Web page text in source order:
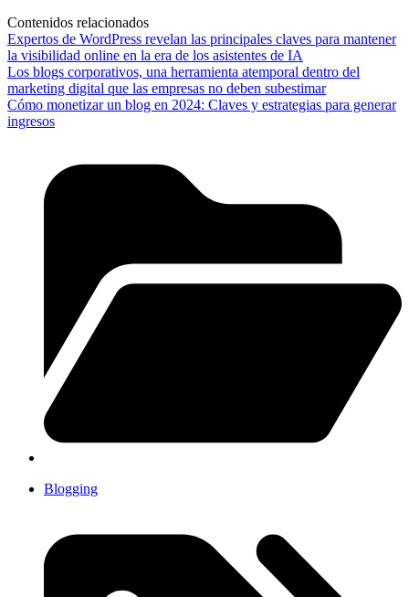
Contenidos relacionados
Expertos de WordPress revelan las principales claves para mantener
la visibilidad online en la era de los asistentes de IA
Los blogs corporativos, una herramienta atemporal dentro del
marketing digital que las empresas no deben subestimar
Cómo monetizar un blog en 2024: Claves y estrategias para generar
ingresos
Blogging